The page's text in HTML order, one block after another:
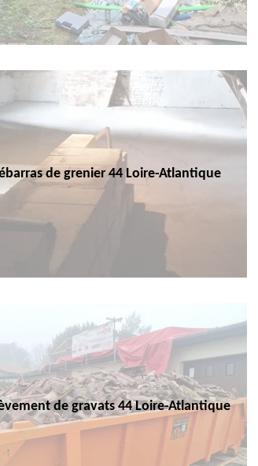
de grenier 44 Loire-Atlantique
de gravats 44 Loire-Atlantique